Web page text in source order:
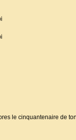
le cinquantenaire de